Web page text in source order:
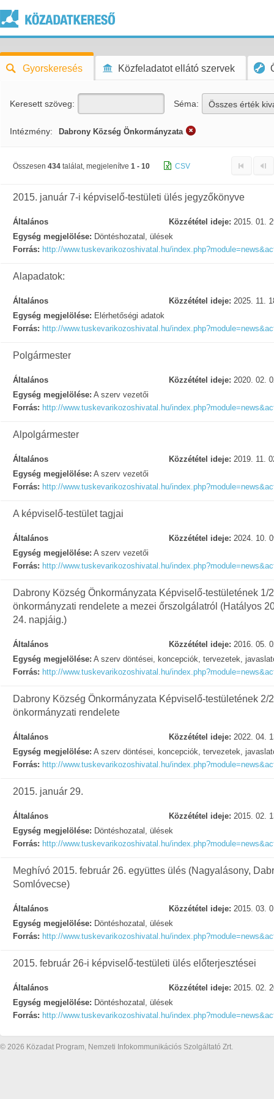
Gyorskeresés Közfeladatot ellátó szervek
Keresett szöveg: Séma: Összes érték
Intézmény: Dabrony Község Önkormányzata
Összesen 434 találat, megjelenítve 1 - 10 CSV
2015. január 7-i képviselő-testületi ülés jegyzőkönyve
Általános Közzététel ideje: 2015. 01.
Egység megjelölése: Döntéshozatal, ülések
Forrás: http://www.tuskevarikozoshivatal.hu/
Alapadatok:
Általános Közzététel ideje: 2025. 11.
Egység megjelölése: Elérhetőségi adatok
Forrás: http://www.tuskevarikozoshivatal.hu/
Polgármester
Általános Közzététel ideje: 2020. 02.
Egység megjelölése: A szerv vezetői
Forrás: http://www.tuskevarikozoshivatal.hu/
Alpolgármester
Általános Közzététel ideje: 2019. 11.
Egység megjelölése: A szerv vezetői
Forrás: http://www.tuskevarikozoshivatal.hu/
A képviselő-testület tagjai
Általános Közzététel ideje: 2024. 10.
Egység megjelölése: A szerv vezetői
Forrás: http://www.tuskevarikozoshivatal.hu/
Dabrony Község Önkormányzata Képviselő-testületének 1/
önkormányzati rendelete a mezei őrszolgálatról (Hatályos
24. napjáig.)
Általános Közzététel ideje: 2016. 05.
Egység megjelölése: A szerv döntései, koncepciók, tervezetek,
Forrás: http://www.tuskevarikozoshivatal.hu/
Dabrony Község Önkormányzata Képviselő-testületének 2/
önkormányzati rendelete
Általános Közzététel ideje: 2022. 04.
Egység megjelölése: A szerv döntései, koncepciók, tervezetek,
Forrás: http://www.tuskevarikozoshivatal.hu/
2015. január 29.
Általános Közzététel ideje: 2015. 02.
Egység megjelölése: Döntéshozatal, ülések
Forrás: http://www.tuskevarikozoshivatal.hu/
Meghívó 2015. február 26. együttes ülés (Nagyalásony,
Somlóvecse)
Általános Közzététel ideje: 2015. 03.
Egység megjelölése: Döntéshozatal, ülések
Forrás: http://www.tuskevarikozoshivatal.hu/
2015. február 26-i képviselő-testületi ülés előterjesztései
Általános Közzététel ideje: 2015. 02.
Egység megjelölése: Döntéshozatal, ülések
Forrás: http://www.tuskevarikozoshivatal.hu/
© 2026 Közadat Program, Nemzeti Infokommunikációs Szolgáltató Zrt.